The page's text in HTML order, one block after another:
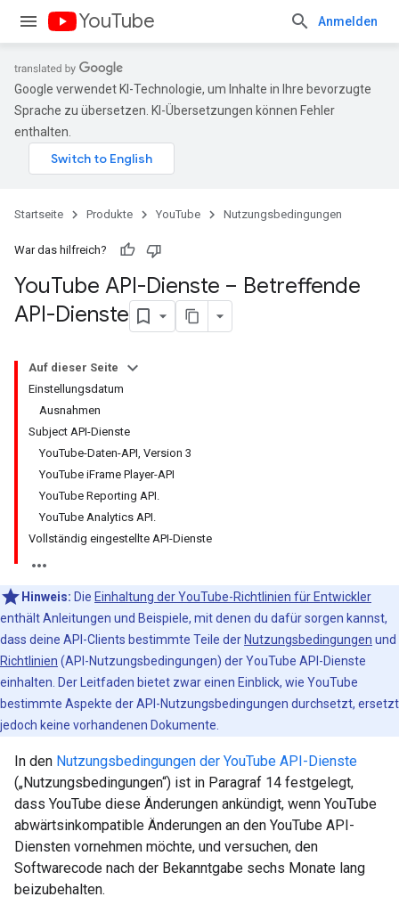
YouTube Anmelden
Google verwendet KI-Technologie, um Inhalte in Ihre bevorzugte
Sprache zu übersetzen. KI-Übersetzungen können Fehler
enthalten.
Startseite Produkte YouTube Nutzungsbedingungen
War das hilfreich?
YouTube API-Dienste – Betreffende
API-Dienste
Auf dieser Seite
Einstellungsdatum
Ausnahmen
Subject API-Dienste
YouTube-Daten-API, Version 3
YouTube iFrame Player-API
YouTube Reporting API.
YouTube Analytics API.
Vollständig eingestellte API-Dienste
Hinweis: Die Einhaltung der YouTube-Richtlinien für Entwickler
enthält Anleitungen und Beispiele, mit denen du dafür sorgen kannst,
dass deine API-Clients bestimmte Teile der Nutzungsbedingungen und
Richtlinien (API-Nutzungsbedingungen) der YouTube API-Dienste
einhalten. Der Leitfaden bietet zwar einen Einblick, wie YouTube
bestimmte Aspekte der API-Nutzungsbedingungen durchsetzt, ersetzt
jedoch keine vorhandenen Dokumente.
In den Nutzungsbedingungen der YouTube API-Dienste
(„Nutzungsbedingungen“) ist in Paragraf 14 festgelegt,
dass YouTube diese Änderungen ankündigt, wenn YouTube
abwärtsinkompatible Änderungen an den YouTube API-
Diensten vornehmen möchte, und versuchen, den
Softwarecode nach der Bekanntgabe sechs Monate lang
beizubehalten.